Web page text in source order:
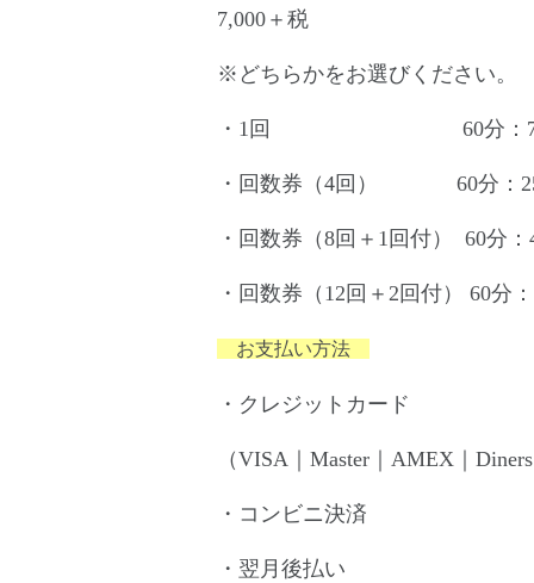
7,000＋税
※どちらかをお選びください。
・1回 60分：
・回数券（4回） 60分：
・回数券（8回＋1回付） 60分：
・回数券（12回＋2回付） 60分
お支払い方法
・クレジットカード
（VISA｜Master｜AMEX｜
・コンビニ決済
・翌月後払い